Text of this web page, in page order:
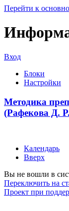
Перейти к
Вход
Блоки
Настройки
Методика
(Рафекова Д.
Календарь
Вверх
Вы не вошли в
Переключить на
Проект при